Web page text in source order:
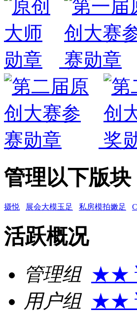
管理以下版块
摄悦 展会大模玉足 私房模拍嫩足
活跃概况
管理组 ★★
用户组 ★★